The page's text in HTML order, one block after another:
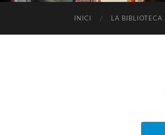
INICI LA BIBLIOTECA